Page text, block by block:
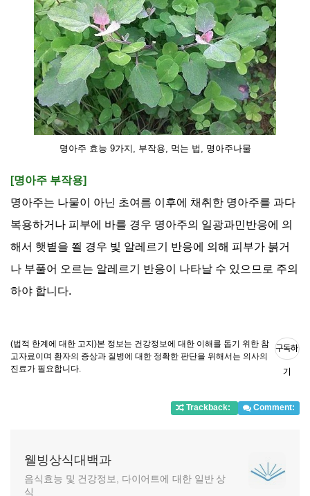
명아주 효능 9가지, 부작용, 먹는 법, 명아주나물
[명아주 부작용]
명아주는 나물이 아닌 초여름 이후에 채취한 명아주를 과다
복용하거나 피부에 바를 경우 명아주의 일광과민반응에 의
해서 햇볕을 쬘 경우 빛 알레르기 반응에 의해 피부가 붉거
나 부풀어 오르는 알레르기 반응이 나타날 수 있으므로 주의
하야 합니다.
구독하
기
Trackback: Comment:
웰빙상식대백과
음식효능 및 건강정보, 다이어트에 대한 일반 상
식